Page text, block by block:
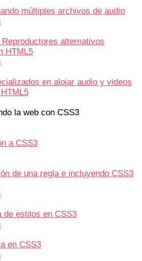
múltiples archivos de audio
Reproductores alternativos
HTML5
en alojar audio y videos
la web con CSS3
a CSS3
de una regla e incluyendo CSS3
de estilos en CSS3
en CSS3